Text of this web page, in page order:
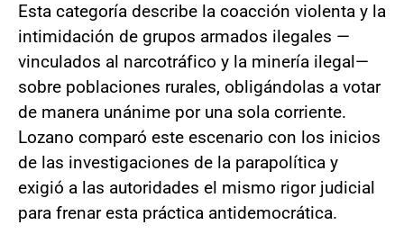
Esta categoría describe la coacción violenta y la
intimidación de grupos armados ilegales —
vinculados al narcotráfico y la minería ilegal—
sobre poblaciones rurales, obligándolas a votar
de manera unánime por una sola corriente.
Lozano comparó este escenario con los inicios
de las investigaciones de la parapolítica y
exigió a las autoridades el mismo rigor judicial
para frenar esta práctica antidemocrática.